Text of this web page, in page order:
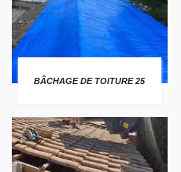
BÂCHAGE DE TOITURE 25